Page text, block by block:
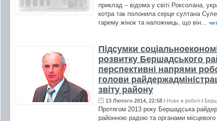
приклад – відома у світі Роксолана,
котра так полонила серце султана
гарему жінок та наложниць, що він...
Підсумки
розвитку Бершадського
перспективні напрями
голови
звіту району
13 Лютого 2014, 22:58 / Нове в роботі /
Протягом 2013 року Бершадська
районною радою та органами